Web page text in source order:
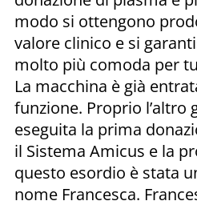
modo si ottengono
valore clinico e si
molto più comoda per
La macchina è già
funzione. Proprio l’altro
eseguita la prima
il Sistema Amicus e la
questo esordio è stata
nome Francesca.